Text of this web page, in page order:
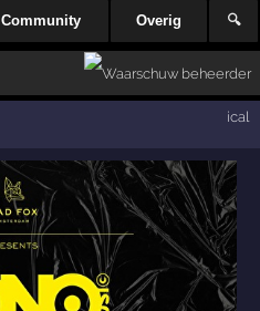
Community Overig 🔍
ical